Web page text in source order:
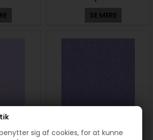
sig af cookies, for at kunne
SE MERE
-
Lilla